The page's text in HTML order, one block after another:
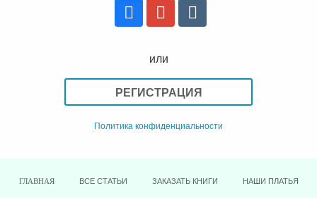
или
РЕГИСТРАЦИЯ
Политика конфиденциальности
ГЛАВНАЯ ВСЕ СТАТЬИ ЗАКАЗАТЬ КНИГИ НАШИ ПЛАТЬЯ